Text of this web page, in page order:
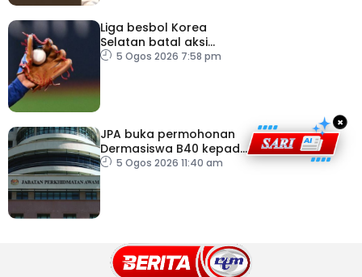
Liga besbol Korea
Selatan batal aksi
susulan gelombang haba
5 Ogos 2026 7:58 pm
JPA buka permohonan
Dermasiswa B40 kepada
lepasan SPM
5 Ogos 2026 11:40 am
×